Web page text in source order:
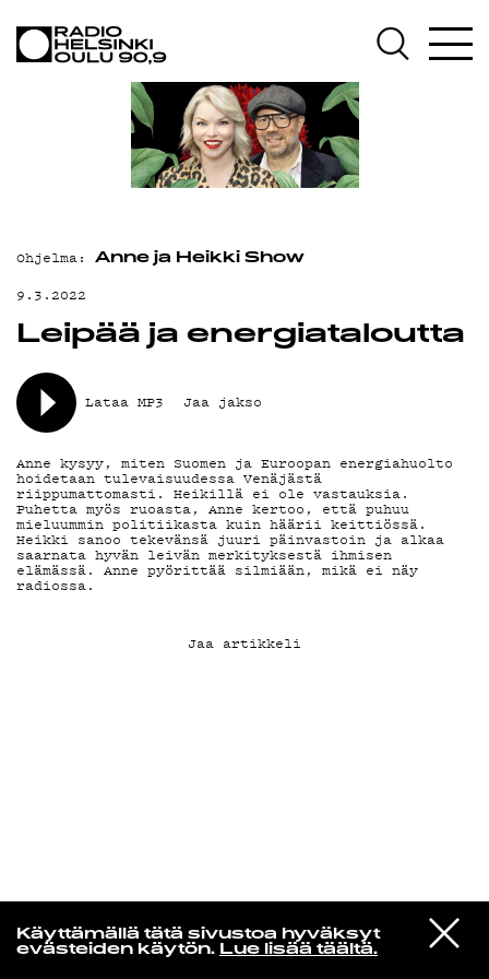
Käyttämällä tätä sivustoa hyväksyt
evästeiden käytön. Lue lisää täältä.
VIESTI
STUDIOON
MARINA
PRINCESS OF POWER
AJANKOHTAISTA
OHJELMAT
TEKIJÄT
ON-DEMAND
PODCAST
MAINOSTA
YHTEYSTIEDOT
G LIVELAB
YSTÄVÄKLUBI
TIETOSUOJA
KIRJAUDU SISÄÄN
Ohjelma: Anne ja Heikki Show
9.3.2022
Leipää ja energiataloutta
Lataa MP3 Jaa jakso
Anne kysyy, miten Suomen ja Euroopan energiahuolto
hoidetaan tulevaisuudessa Venäjästä
riippumattomasti. Heikillä ei ole vastauksia.
Puhetta myös ruoasta, Anne kertoo, että puhuu
mieluummin politiikasta kuin häärii keittiössä.
Heikki sanoo tekevänsä juuri päinvastoin ja alkaa
saarnata hyvän leivän merkityksestä ihmisen
elämässä. Anne pyörittää silmiään, mikä ei näy
radiossa.
Jaa artikkeli